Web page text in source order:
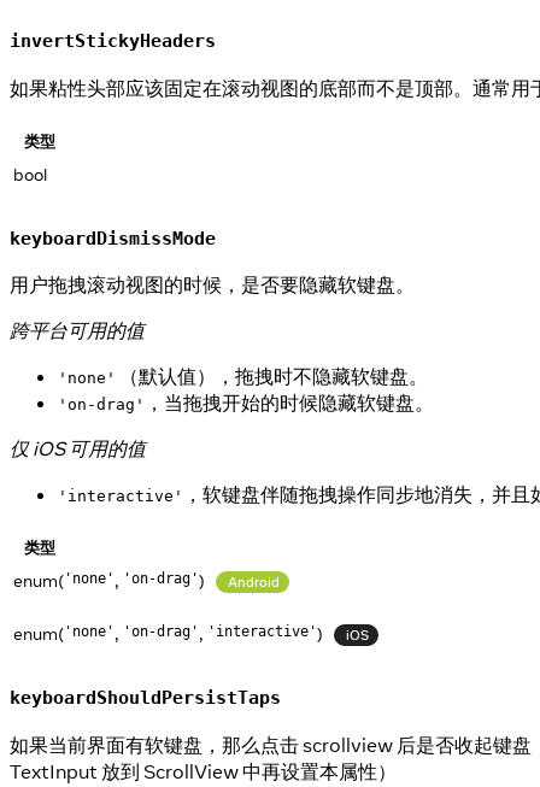
invertStickyHeaders
如果粘性头部应该固定在滚动视图的底部而不是顶部。通常用
类型
bool
keyboardDismissMode
用户拖拽滚动视图的时候，是否要隐藏软键盘。
跨平台可用的值
'none' （默认值），拖拽时不隐藏软键盘。
'on-drag'
，当拖拽开始的时候隐藏软键盘。
仅 iOS 可用的值
'interactive' ，软键盘伴随拖拽操作同步地消失，并
类型
enum( 'none' , 'on-drag') Android
enum( 'none' , 'on-drag' , 'interactive') iOS
keyboardShouldPersistTaps
如果当前界面有软键盘，那么点击 scrollview 后是否收起键
TextInput 放到 ScrollView 中再设置本属性）